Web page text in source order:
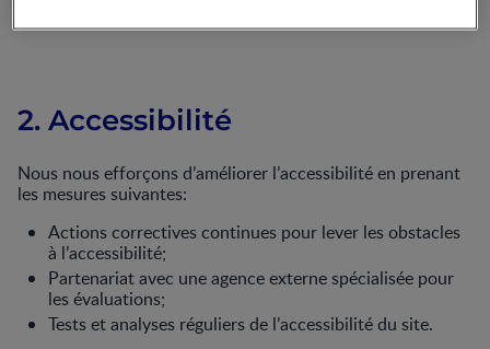
2. Accessibilité
Nous nous efforçons d’améliorer l’accessibilité en prenant
les mesures suivantes:
Actions correctives continues pour lever les obstacles
à l’accessibilité;
Partenariat avec une agence externe spécialisée pour
les évaluations;
Tests et analyses réguliers de l’accessibilité du site.